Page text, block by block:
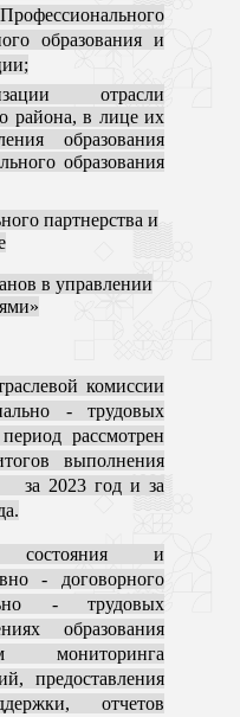
образования и
отрасли
района, в лице их
образования
образования
партнерства и
в управлении
комиссии
- трудовых
рассмотрен
выполнения
за 2023 год и за
и
- договорного
- трудовых
образования
мониторинга
предоставления
отчетов